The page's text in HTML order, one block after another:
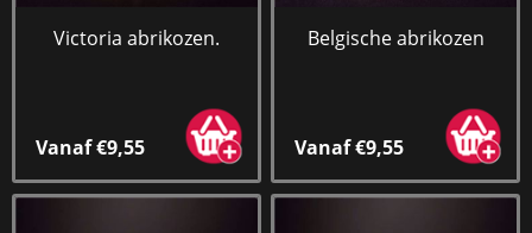
Victoria abrikozen.
Vanaf €9,55
Belgische abrikozen
Vanaf €9,55